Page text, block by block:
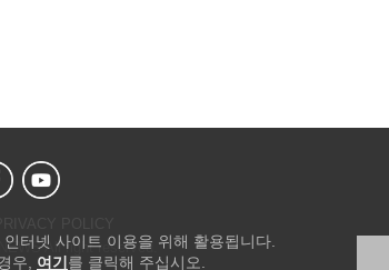
All right reserved.
터넷 사이트 이용을 위해 활용됩니다.
우, 여기 를 클릭해 주십시오.